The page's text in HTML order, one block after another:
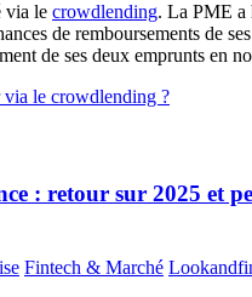
via le crowdlending. La PME a
de remboursements de
de ses deux emprunts en
via le crowdlending ?
: retour sur 2025 et
Fintech & Marché